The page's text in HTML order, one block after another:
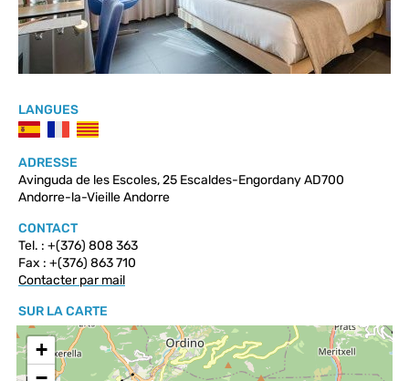
LANGUES
ADRESSE
Avinguda de les Escoles, 25 Escaldes-Engordany AD700
Andorre-la-Vieille Andorre
CONTACT
Tel. : +(376) 808 363
Fax : +(376) 863 710
Contacter par mail
SUR LA CARTE